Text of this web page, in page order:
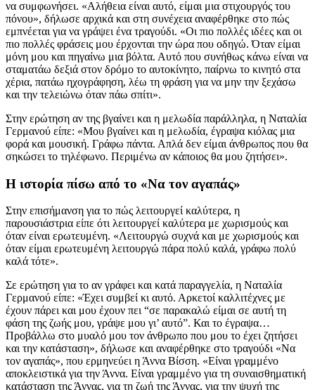
να συμφωνήσει. «Αλήθεια είναι αυτό, είμαι μια στιχουργός του
πόνου», δήλωσε αρχικά και στη συνέχεια αναφέρθηκε στο πώς
εμπνέεται για να γράψει ένα τραγούδι. «Οι πιο πολλές ιδέες και οι
πιο πολλές φράσεις μου έρχονται την ώρα που οδηγώ. Όταν είμαι
μόνη μου και πηγαίνω μια βόλτα. Αυτό που συνήθως κάνω είναι να
σταματάω δεξιά στον δρόμο το αυτοκίνητο, παίρνω το κινητό στα
χέρια, πατάω ηχογράφηση, λέω τη φράση για να μην την ξεχάσω
και την τελειώνω όταν πάω σπίτι».
Στην ερώτηση αν της βγαίνει και η μελωδία παράλληλα, η Ναταλία
Γερμανού είπε: «Μου βγαίνει και η μελωδία, έγραψα κιόλας μια
φορά και μουσική. Γράφω πάντα. Απλά δεν είμαι άνθρωπος που θα
σηκώσει το τηλέφωνο. Περιμένω αν κάποιος θα μου ζητήσει».
Η ιστορία πίσω από το «Να τον αγαπάς»
Στην επισήμανση για το πώς λειτουργεί καλύτερα, η
παρουσιάστρια είπε ότι λειτουργεί καλύτερα με χωρισμούς και
όταν είναι ερωτευμένη. «Λειτουργώ συχνά και με χωρισμούς και
όταν είμαι ερωτευμένη λειτουργώ πάρα πολύ καλά, γράφω πολύ
καλά τότε».
Σε ερώτηση για το αν γράφει και κατά παραγγελία, η Ναταλία
Γερμανού είπε: «Έχει συμβεί κι αυτό. Αρκετοί καλλιτέχνες με
έχουν πάρει και μου έχουν πει “σε παρακαλώ είμαι σε αυτή τη
φάση της ζωής μου, γράψε μου γι’ αυτό”. Και το έγραψα…
Προβάλλω στο μυαλό μου τον άνθρωπο που μου το έχει ζητήσει
και την κατάσταση», δήλωσε και αναφέρθηκε στο τραγούδι «Να
τον αγαπάς», που ερμηνεύει η Άννα Βίσση. «Είναι γραμμένο
αποκλειστικά για την Άννα. Είναι γραμμένο για τη συναισθηματική
κατάσταση της Άννας, για τη ζωή της Άννας, για την ψυχή της